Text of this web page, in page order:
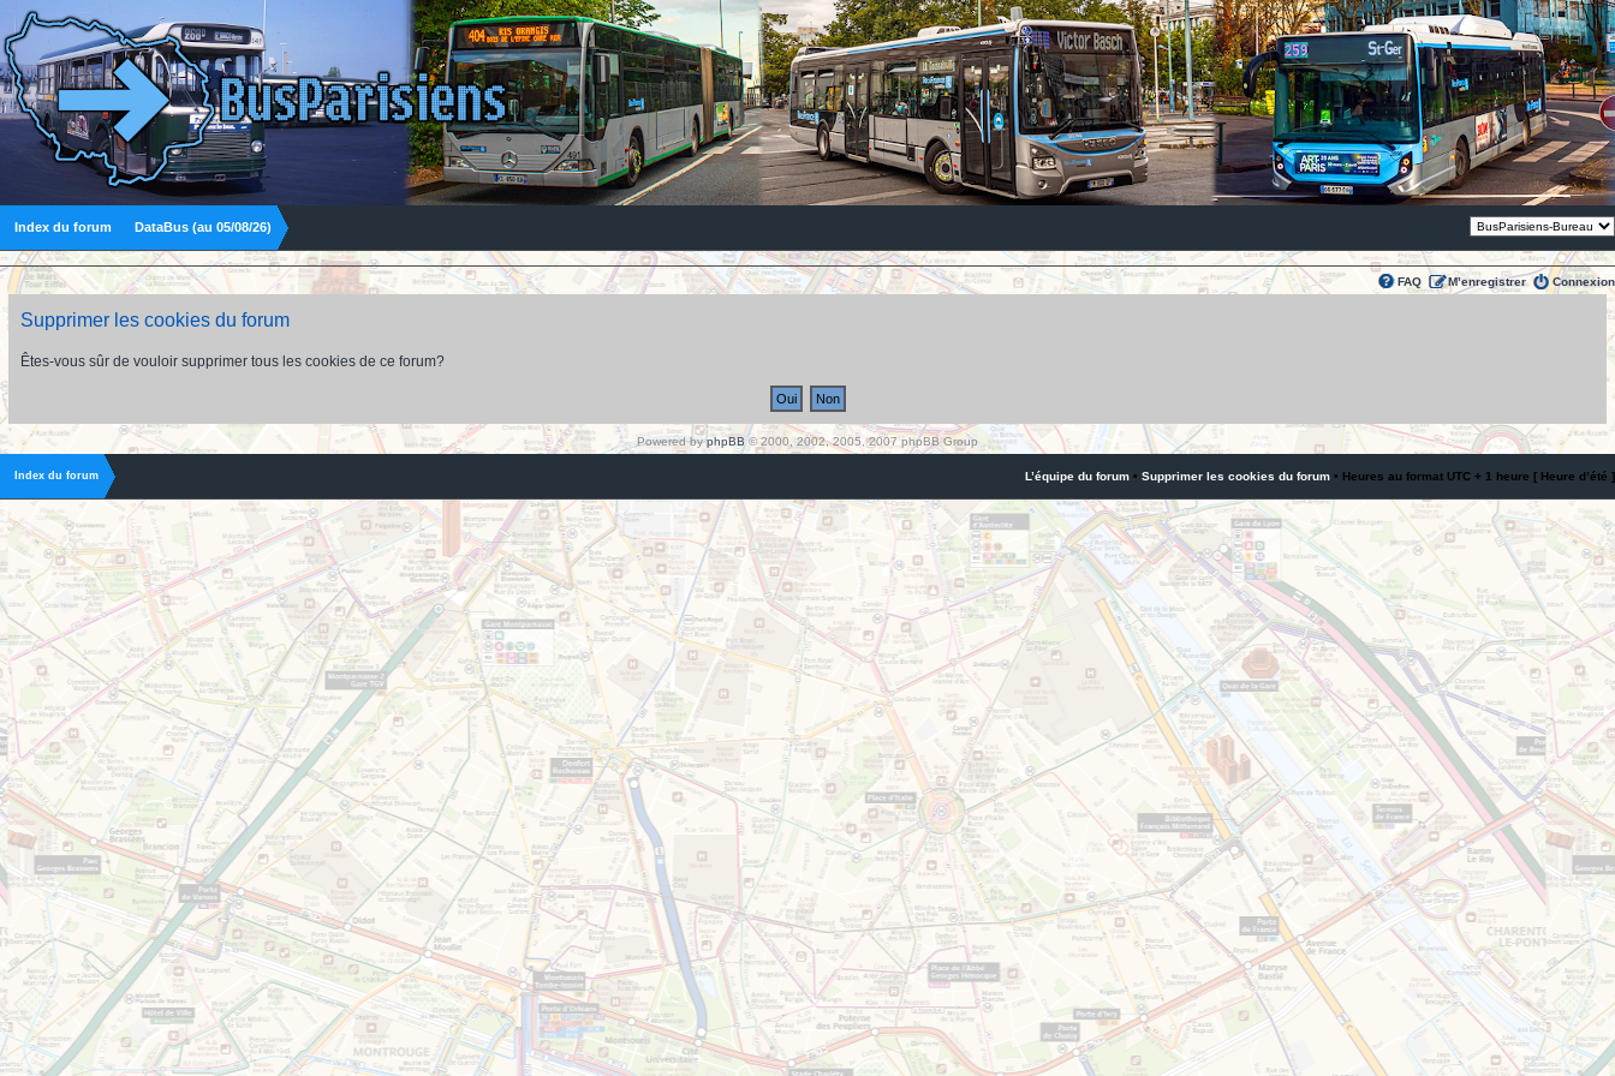
Index du forum DataBus (au 05/08/26)
FAQ M’enregistrer Connexion
Supprimer les cookies du forum
Êtes-vous sûr de vouloir supprimer tous les cookies de ce forum?
Powered byphpBB© 2000, 2002, 2005, 2007 phpBB Group
Index du forum L’équipe du forum • Supprimer les cookies du forum • Heures au format UTC + 1 heure [ Heure d’été ]